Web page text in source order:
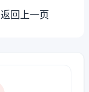
返回上一页